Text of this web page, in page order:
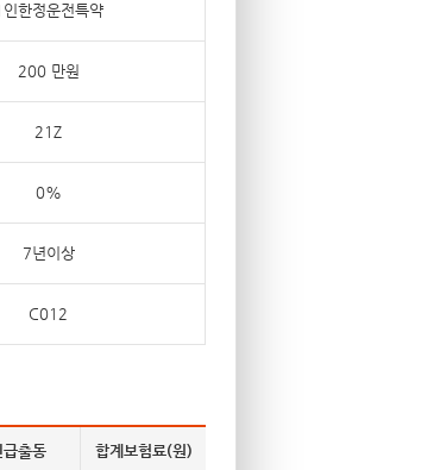
인한정운전특약
200 만원
21Z
0%
7년이상
C012
급출동 합계보험료(원)